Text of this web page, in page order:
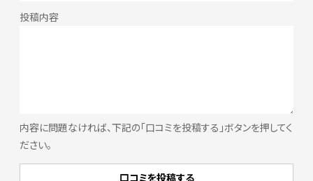
内容に問題なければ、下記の「口コミを投稿する」ボタンを押してく
ださい。